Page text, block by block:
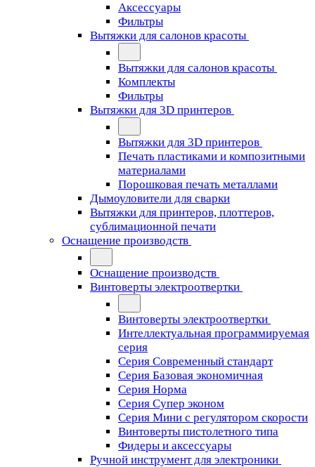
Аксессуары
Фильтры
Вытяжки для салонов красоты
Вытяжки для салонов красоты
Комплекты
Фильтры
Вытяжки для 3D принтеров
Вытяжки для 3D принтеров
Печать пластиками и композитными
материалами
Порошковая печать металлами
Дымоуловители для сварки
Вытяжки для принтеров, плоттеров,
сублимационной печати
Оснащение производств
Оснащение производств
Винтоверты электроотвертки
Винтоверты электроотвертки
Интеллектуальная программируемая
серия
Серия Современный стандарт
Серия Базовая экономичная
Серия Норма
Серия Cупер эконом
Серия Мини с регулятором скорости
Винтоверты пистолетного типа
Фидеры и аксессуары
Ручной инструмент для электроники